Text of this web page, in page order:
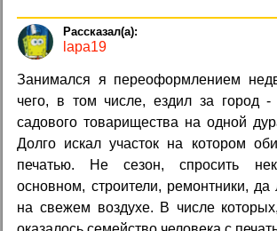
lapa19
Занимался я переоформлением
чего, в том числе, ездил за город -
садового товарищества на одной
Долго искал участок на котором
печатью. Не сезон, спросить
основном, строители, ремонтники,
на свежем воздухе. В числе